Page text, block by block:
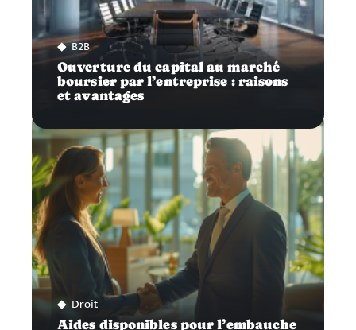
B2B
Ouverture du capital au marché
boursier par l’entreprise : raisons
et avantages
Droit
Aides disponibles pour l’embauche